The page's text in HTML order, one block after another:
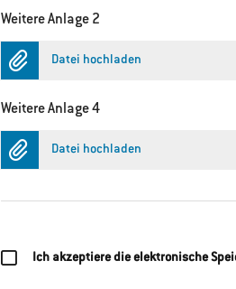
Weitere Anlage 2
Datei hochladen
Weitere Anlage 4
Datei hochladen
Ich akzeptiere die elektronische